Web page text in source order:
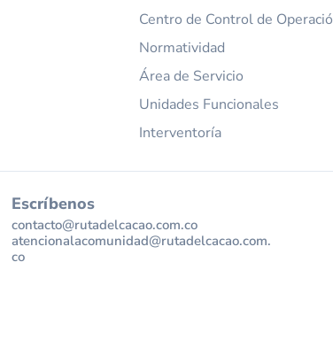
Centro de Control de
Normatividad
Área de Servicio
Unidades Funcionales
Interventoría
Escríbenos
contacto@rutadelcacao.com.co
atencionalacomunidad@rutadelcacao.com.
co